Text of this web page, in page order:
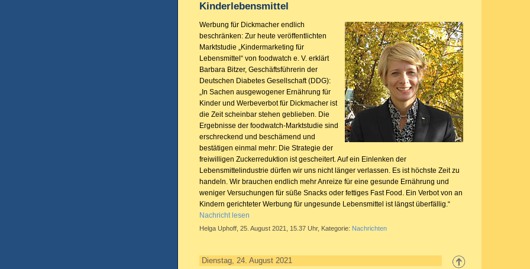
Kinderlebensmittel
Werbung für Dickmacher endlich
beschränken: Zur heute veröffentlichten
Marktstudie „Kindermarketing für
Lebensmittel“ von foodwatch e. V. erklärt
Barbara Bitzer, Geschäftsführerin der
Deutschen Diabetes Gesellschaft (DDG):
„In Sachen ausgewogener Ernährung für
Kinder und Werbeverbot für Dickmacher ist
die Zeit scheinbar stehen geblieben. Die
Ergebnisse der foodwatch-Marktstudie sind
erschreckend und beschämend und
bestätigen einmal mehr: Die Strategie der
freiwilligen Zuckerreduktion ist gescheitert. Auf ein Einlenken der
Lebensmittelindustrie dürfen wir uns nicht länger verlassen. Es ist höchste Zeit zu
handeln. Wir brauchen endlich mehr Anreize für eine gesunde Ernährung und
weniger Versuchungen für süße Snacks oder fettiges Fast Food. Ein Verbot von an
Kindern gerichteter Werbung für ungesunde Lebensmittel ist längst überfällig.“
Nachricht lesen
Helga Uphoff, 25. August 2021, 15.37 Uhr, Kategorie: Nachrichten
Dienstag, 24. August 2021